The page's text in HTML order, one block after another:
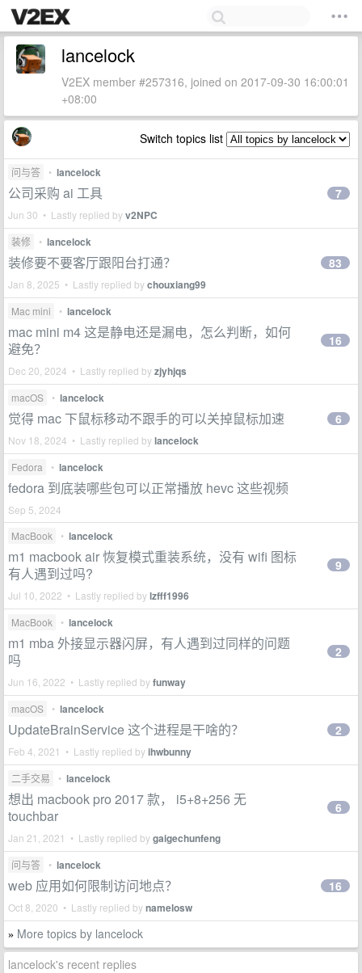
lancelock
V2EX member #257316, joined on 2017-09-30 16:00:01
+08:00
Switch topics list
问与答 • lancelock
公司采购 ai 工具
Jun 30 • Lastly replied byv2NPC
7
装修 • lancelock
装修要不要客厅跟阳台打通？
Jan 8, 2025 • Lastly replied bychouxiang99
83
Mac mini • lancelock
mac mini m4 这是静电还是漏电，怎么判断，如何
避免？
Dec 20, 2024 • Lastly replied byzjyhjqs
16
macOS • lancelock
觉得 mac 下鼠标移动不跟手的可以关掉鼠标加速
Nov 18, 2024 • Lastly replied bylancelock
6
Fedora • lancelock
fedora 到底装哪些包可以正常播放 hevc 这些视频
Sep 5, 2024
MacBook
• lancelock
m1 macbook air 恢复模式重装系统，没有 wifi 图标
有人遇到过吗?
Jul 10, 2022 • Lastly replied bylzfff1996
9
MacBook • lancelock
m1 mba 外接显示器闪屏，有人遇到过同样的问题
吗
Jun 16, 2022 • Lastly replied byfunway
2
macOS • lancelock
UpdateBrainService 这个进程是干啥的？
Feb 4, 2021 • Lastly replied byihwbunny
2
二手交易 • lancelock
想出 macbook pro 2017 款， i5+8+256 无
touchbar
Jan 21, 2021 • Lastly replied bygaigechunfeng
6
问与答 • lancelock
web 应用如何限制访问地点？
Oct 8, 2020 • Lastly replied bynamelosw
16
» More topics by lancelock
lancelock's recent replies